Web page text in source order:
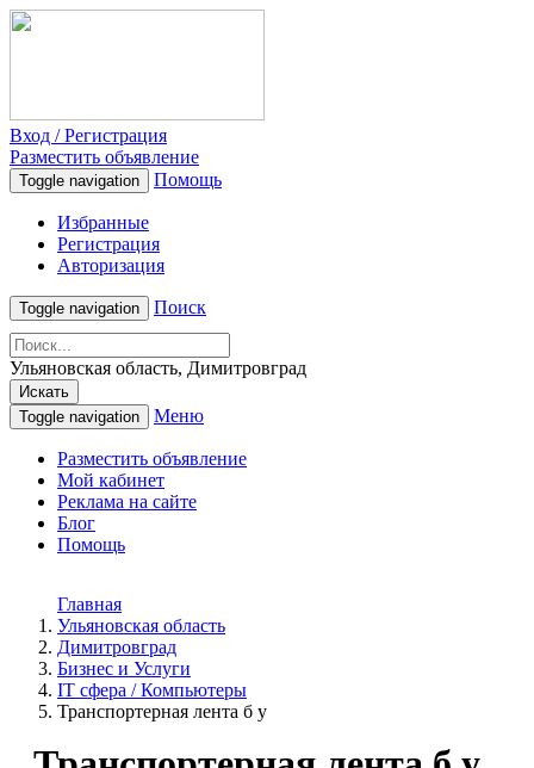
Вход / Регистрация
Разместить объявление
Toggle navigation Помощь
Избранные
Регистрация
Авторизация
Toggle navigation Поиск
Ульяновская область, Димитровград
Искать
Toggle navigation
Меню
Разместить объявление
Мой кабинет
Реклама на сайте
Блог
Помощь
Главная
Ульяновская область
Димитровград
Бизнес и Услуги
IT сфера / Компьютеры
Транспортерная лента б у